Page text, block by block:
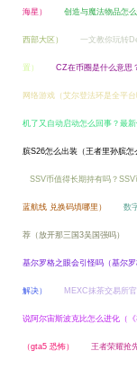
海星） 创造与魔法物品怎
西部大区） 一文教你玩转
置） CZ在币圈是什么意思
网络游戏（艾尔登法环是全平台
机了又自动启动怎么回事？最
膑S26怎么出装（王者里孙膑怎
SSV币值得长期持有吗？
蓝航线 兑换码填哪里） 数
荐（放开那三国3吴国强吗）
基尔罗格之眼会引怪吗（基尔罗
解决） MEXC抹茶交易所
说阿尔宙斯波克比怎么进化（
（gta5 恐怖） 王者荣耀抢